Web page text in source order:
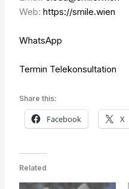
Web:https://smile.wien
WhatsApp
Termin Telekonsultation
Share this:
Facebook X
Related